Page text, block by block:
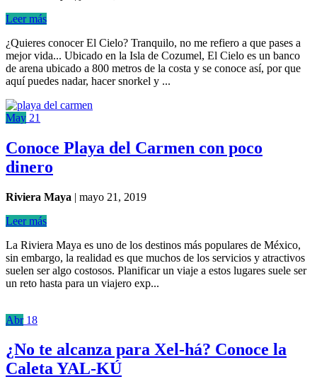
Leer más
¿Quieres conocer El Cielo? Tranquilo, no me refiero a que pases a
mejor vida... Ubicado en la Isla de Cozumel, El Cielo es un banco
de arena ubicado a 800 metros de la costa y se conoce así, por que
aquí puedes nadar, hacer snorkel y ...
May 21
Conoce Playa del Carmen con poco
dinero
Riviera Maya | mayo 21, 2019
Leer más
La Riviera Maya es uno de los destinos más populares de México,
sin embargo, la realidad es que muchos de los servicios y atractivos
suelen ser algo costosos. Planificar un viaje a estos lugares suele ser
un reto hasta para un viajero exp...
Abr 18
¿No te alcanza para Xel-há? Conoce la
Caleta YAL-KÚ